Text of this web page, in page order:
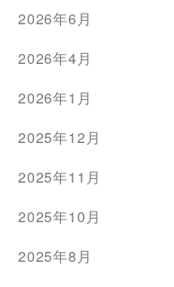
2026年6月
2026年4月
2026年1月
2025年12月
2025年11月
2025年10月
2025年8月